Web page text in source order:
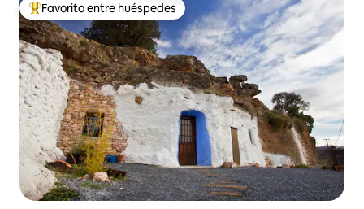
De los mejores en Favorito entre huéspedes
Favorito entre huéspedes